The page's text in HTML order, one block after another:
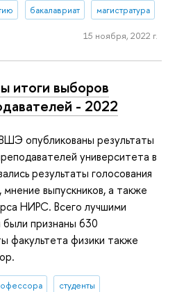
бакалавриат магистратура
15 ноября, 2022 г.
итоги выборов
- 2022
опубликованы результаты
университета в
результаты голосования
выпускников, а также
НИРС. Всего лучшими
признаны 630
факультета физики также
студенты